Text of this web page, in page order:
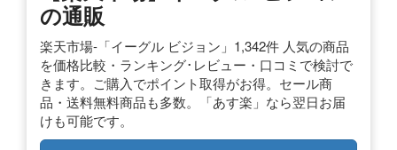
の通販
楽天市場-「イーグル ビジョン」1,342件 人気の商品
を価格比較・ランキング･レビュー・口コミで検討で
きます。ご購入でポイント取得がお得。セール商
品・送料無料商品も多数。「あす楽」なら翌日お届
けも可能です。